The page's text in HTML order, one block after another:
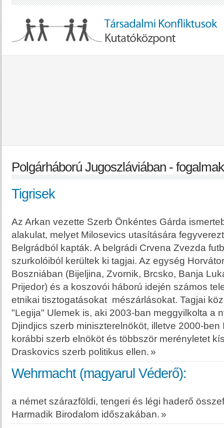
Polgárháború Jugoszláviában - fogalmak
Tigrisek
Az Arkan vezette Szerb Önkéntes Gárda
alakulat, melyet Milosevics utasítására
Belgrádból kapták. A belgrádi Crvena Zvezda
szurkolóiból kerültek ki tagjai. Az egység
Boszniában (Bijeljina, Zvornik, Brcsko, Banja
Prijedor) és a koszovói háború idején számos
etnikai tisztogatásokat mészárlásokat. Tagjai
"Legija" Ulemek is, aki 2003-ban meggyilkolta a
Djindjics szerb miniszterelnököt, illetve 2000-ben
korábbi szerb elnököt és többször merényletet
Draskovics szerb politikus ellen. »
Wehrmacht (magyarul Véderő):
a német szárazföldi, tengeri és légi haderő
Harmadik Birodalom időszakában. »